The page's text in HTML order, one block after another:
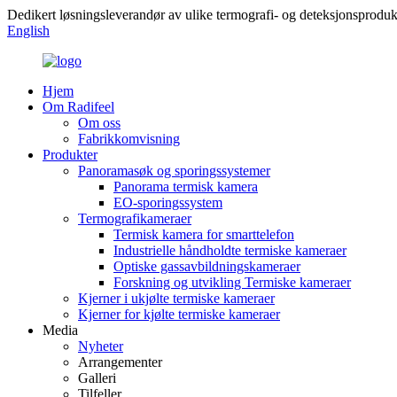
Dedikert løsningsleverandør av ulike termografi- og
English
Hjem
Om Radifeel
Om oss
Fabrikkomvisning
Produkter
Panoramasøk og sporingssystemer
Panorama termisk kamera
EO-sporingssystem
Termografikameraer
Termisk kamera for smarttelefon
Industrielle håndholdte termiske kameraer
Optiske gassavbildningskameraer
Forskning og utvikling Termiske kameraer
Kjerner i ukjølte termiske kameraer
Kjerner for kjølte termiske kameraer
Media
Nyheter
Arrangementer
Galleri
Tilfeller